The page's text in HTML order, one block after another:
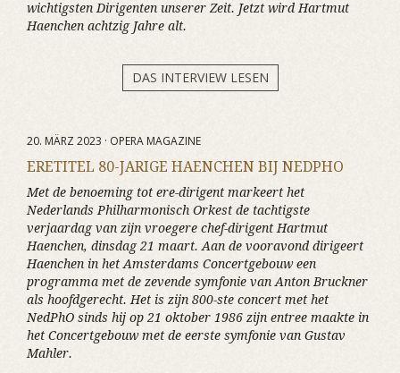
wichtigsten Dirigenten unserer Zeit. Jetzt wird Hartmut
Haenchen achtzig Jahre alt.
DAS INTERVIEW LESEN
20. MÄRZ 2023 · OPERA MAGAZINE
ERETITEL 80-JARIGE HAENCHEN BIJ NEDPHO
Met de benoeming tot ere-dirigent markeert het
Nederlands Philharmonisch Orkest de tachtigste
verjaardag van zijn vroegere chef-dirigent Hartmut
Haenchen, dinsdag 21 maart. Aan de vooravond dirigeert
Haenchen in het Amsterdams Concertgebouw een
programma met de zevende symfonie van Anton Bruckner
als hoofdgerecht. Het is zijn 800-ste concert met het
NedPhO sinds hij op 21 oktober 1986 zijn entree maakte in
het Concertgebouw met de eerste symfonie van Gustav
Mahler.